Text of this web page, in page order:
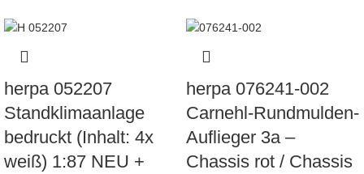
herpa 052207
Standklimaanlage
bedruckt (Inhalt: 4x
weiß) 1:87 NEU +
herpa 076241-002
Carnehl-Rundmulden-
Auflieger 3a –
Chassis rot / Chassis